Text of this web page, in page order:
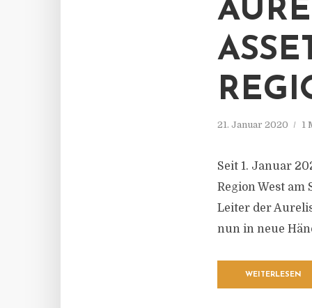
21. Januar 2020 1
Seit 1. Januar
Region West
Leiter der
nun in neue
WEITERLESEN